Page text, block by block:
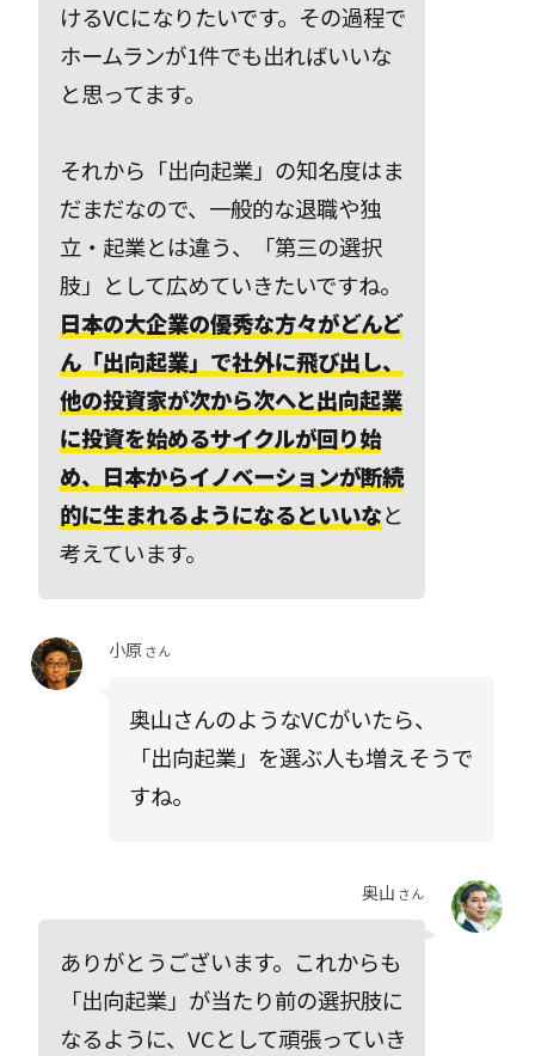
けるVCになりたいです。その過程で
ホームランが1件でも出ればいいな
と思ってます。
それから「出向起業」の知名度はま
だまだなので、一般的な退職や独
立・起業とは違う、「第三の選択
肢」として広めていきたいですね。
日本の大企業の優秀な方々がどんど
ん「出向起業」で社外に飛び出し、
他の投資家が次から次へと出向起業
に投資を始めるサイクルが回り始
め、日本からイノベーションが断続
的に生まれるようになるといいなと
考えています。
小原さん
奥山さんのようなVCがいたら、
「出向起業」を選ぶ人も増えそうで
すね。
奥山 さん
ありがとうございます。これからも
「出向起業」が当たり前の選択肢に
なるように、VCとして頑張っていき